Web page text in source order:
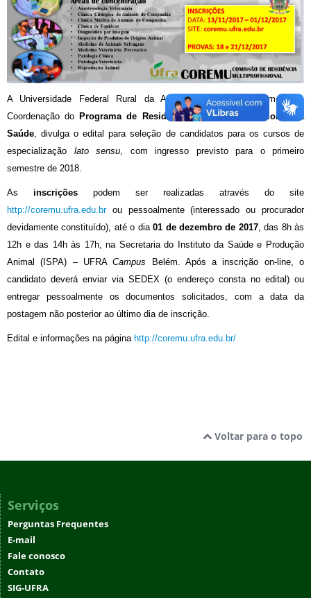
A Universidade Federal Rural da Amazônia (UFRA), por meio da
Coordenação do Programa de Residência em Área Profissional da
Saúde , divulga o edital para seleção de candidatos para os cursos de
especialização lato sensu , com ingresso previsto para o primeiro
semestre de 2018.
As inscrições podem ser realizadas através do site
http://coremu.ufra.edu.brou pessoalmente (interessado ou procurador
devidamente constituído), até o dia01 de dezembro de 2017, das 8h às
12h e das 14h às 17h, na Secretaria do Instituto da Saúde e Produção
Animal (ISPA) – UFRACampus Belém. Após a inscrição on-line, o
candidato deverá enviar via SEDEX (o endereço consta no edital) ou
entregar pessoalmente os documentos solicitados, com a data da
postagem não posterior ao último dia de inscrição.
Edital e informações na página http://coremu.ufra.edu.br/
Voltar para o topo
Serviços
Perguntas Frequentes
E-mail
Fale conosco
Contato
SIG-UFRA